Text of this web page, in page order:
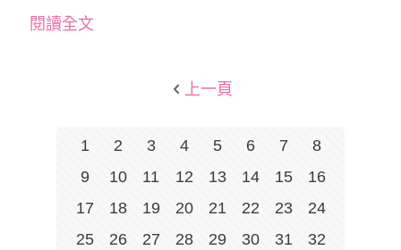
閱讀全文
上一頁
1 2 3 4 5 6 7
8
9
10 11 12 13 14 15
16
17
18 19 20 21 22 23
24
25
26 27 28 29 30 31
32